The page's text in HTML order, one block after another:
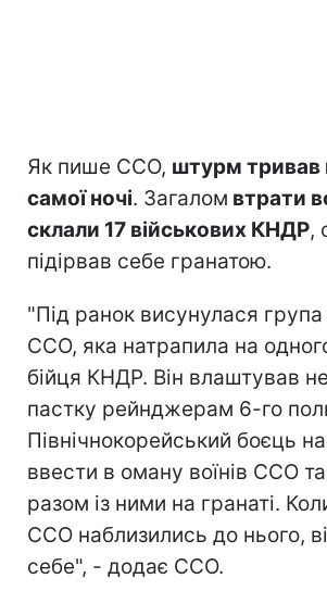
Як пише ССО, штурм тривав
самої ночі. Загалом втрати
склали 17 військових КНДР,
підірвав себе гранатою.
"Під ранок висунулася група
ССО, яка натрапила на
бійця КНДР. Він влаштував
пастку рейнджерам 6-го
Північнокорейський боєць
ввести в оману воїнів ССО та
разом із ними на гранаті.
ССО наблизились до нього,
себе", - додає ССО.